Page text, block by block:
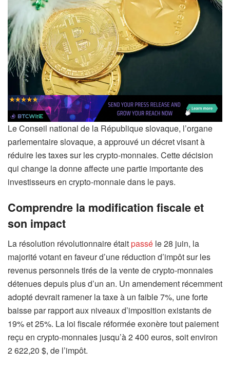
Le Conseil national de la République slovaque, l’organe
parlementaire slovaque, a approuvé un décret visant à
réduire les taxes sur les crypto-monnaies. Cette décision
qui change la donne affecte une partie importante des
investisseurs en crypto-monnaie dans le pays.
Comprendre la modification fiscale et
son impact
La résolution révolutionnaire étaitpassé le 28 juin, la
majorité votant en faveur d’une réduction d’impôt sur les
revenus personnels tirés de la vente de crypto-monnaies
détenues depuis plus d’un an. Un amendement récemment
adopté devrait ramener la taxe à un faible 7%, une forte
baisse par rapport aux niveaux d’imposition existants de
19% et 25%. La loi fiscale réformée exonère tout paiement
reçu en crypto-monnaies jusqu’à 2 400 euros, soit environ
2 622,20 $, de l’impôt.